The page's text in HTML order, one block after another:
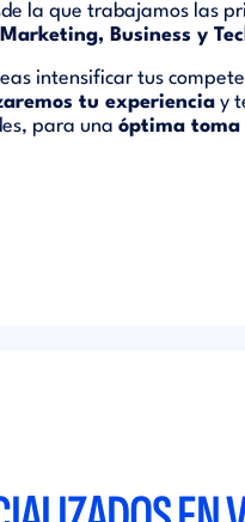
la que trabajamos las
Marketing, Business y
intensificar tus
tu experiencia y
para unaóptima toma